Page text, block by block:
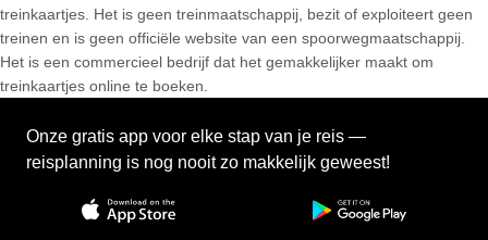
treinkaartjes. Het is geen treinmaatschappij, bezit of exploiteert geen
treinen en is geen officiële website van een spoorwegmaatschappij.
Het is een commercieel bedrijf dat het gemakkelijker maakt om
treinkaartjes online te boeken.
Onze gratis app voor elke stap van je reis —
reisplanning is nog nooit zo makkelijk geweest!